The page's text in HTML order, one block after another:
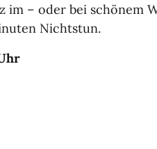
im – oder bei schönem
Nichtstun.